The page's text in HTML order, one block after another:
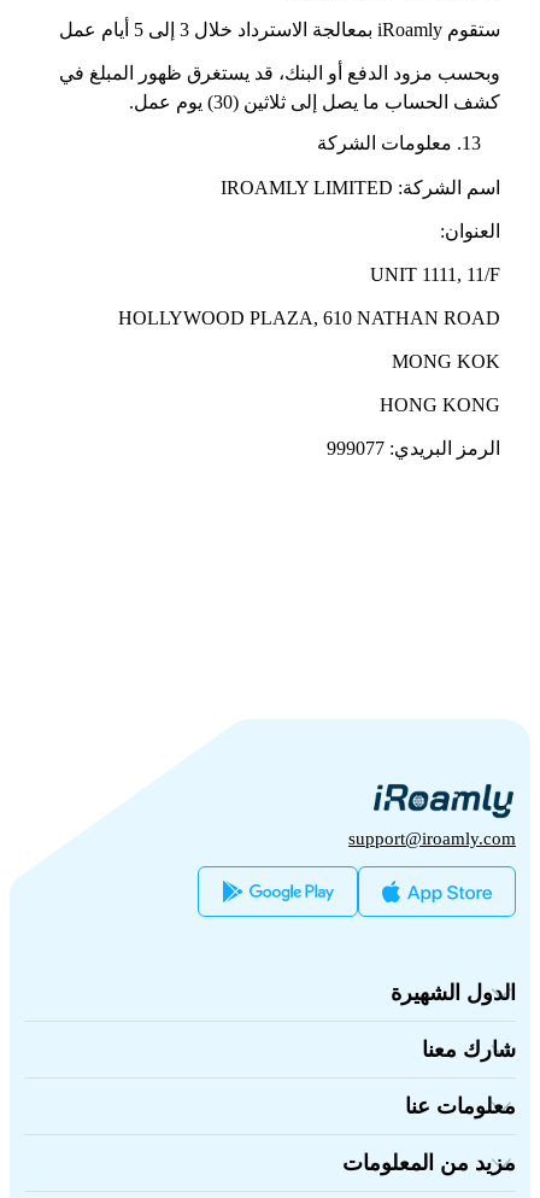
ستقوم iRoamly بمعالجة الاسترداد خلال 3 إلى 5 أيام عمل
وبحسب مزود الدفع أو البنك، قد يستغرق ظهور المبلغ في
كشف الحساب ما يصل إلى ثلاثين (30) يوم عمل.
معلومات الشركة
اسم الشركة: IROAMLY LIMITED
العنوان:
UNIT 1111, 11/F
HOLLYWOOD PLAZA, 610 NATHAN ROAD
MONG KOK
HONG KONG
الرمز البريدي: 999077
support@iroamly.com
الدول الشهيرة
الولايات المتحدة
المملكة المتحدة
تركيا
فرنسا
تايلاند
اليابان
إيطاليا
الهند
إسبانيا
شارك معنا
منصة الجملة
أحِل وأكسب
برنامج الشركاء
وثائق API
معلومات عنا
عن iRoamly
مزيد من المعلومات
مركز الدعم